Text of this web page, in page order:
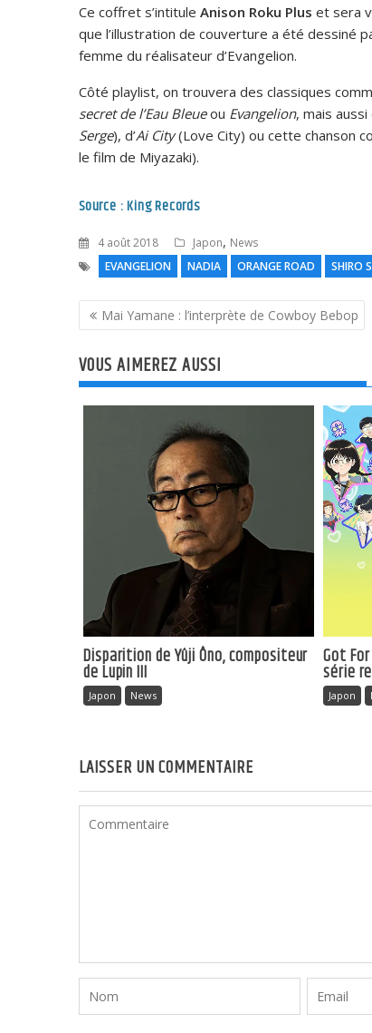
Ce coffret s’intitule Anison Roku Plus et sera
que l’illustration de couverture a été dessiné
femme du réalisateur d’Evangelion.
Côté playlist, on trouvera des classiques
secret de l’Eau Bleueou Evangelion, mais
Serge), d’Ai City(Love City) ou cette chanson
le film de Miyazaki).
Source : King Records
4 août 2018 Japon, News
EVANGELION
NADIA ORANGE ROAD SHIRO
Navigation
de
l’article
Mai Yamane : l’interprète de Cowboy Bebop
VOUS AIMEREZ AUSSI
Disparition de Yûji Ôno, compositeur
de Lupin III
Japon News
Got
série
Japon
LAISSER UN COMMENTAIRE